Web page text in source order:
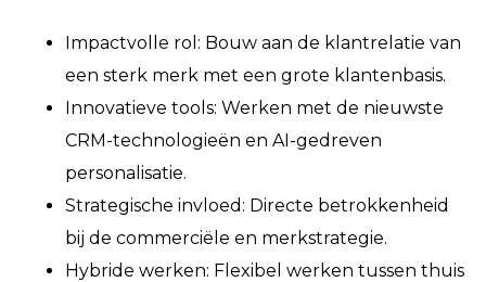
Impactvolle rol: Bouw aan de klantrelatie van
een sterk merk met een grote klantenbasis.
Innovatieve tools: Werken met de nieuwste
CRM-technologieën en AI-gedreven
personalisatie.
Strategische invloed: Directe betrokkenheid
bij de commerciële en merkstrategie.
Hybride werken: Flexibel werken tussen thuis